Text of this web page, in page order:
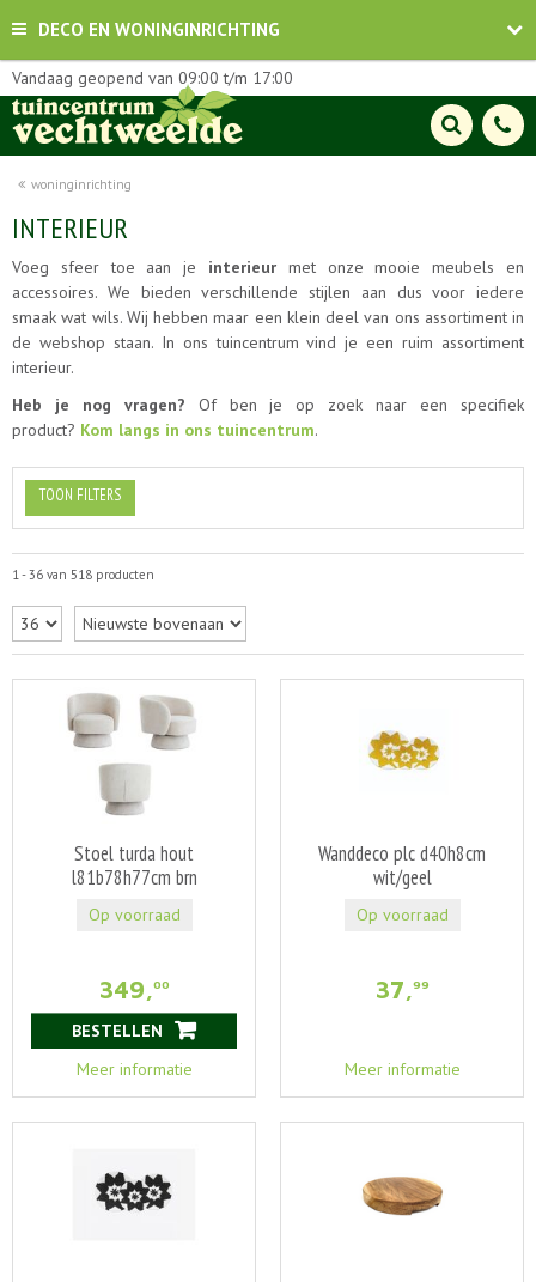
DECO EN WONINGINRICHTING
woninginrichting
Vandaag geopend van 09:00 t/m 17:00
INTERIEUR
Voeg sfeer toe aan je interieur met onze mooie meubels en
accessoires. We bieden verschillende stijlen aan dus voor iedere
smaak wat wils. Wij hebben maar een klein deel van ons assortiment in
de webshop staan. In ons tuincentrum vind je een ruim assortiment
interieur.
Heb je nog vragen? Of ben je op zoek naar een specifiek
product? Kom langs in ons tuincentrum.
TOON FILTERS
1 - 36 van 518 producten
Stoel turda hout
l81b78h77cm brn
349,00
Meer informatie
BESTELLEN
Op voorraad
Wanddeco plc d40h8cm
wit/geel
37,99
Meer informatie
Op voorraad